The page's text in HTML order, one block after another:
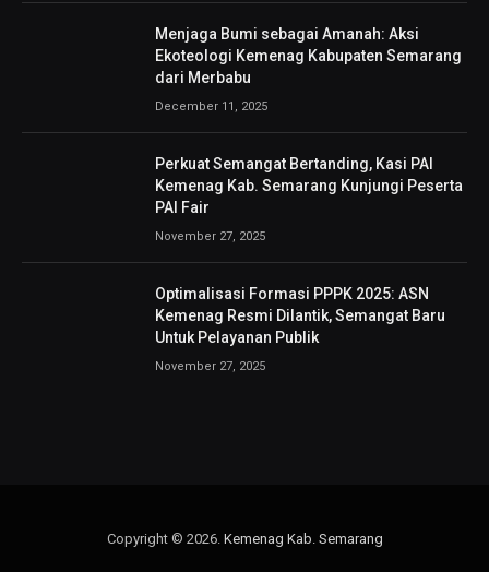
Menjaga Bumi sebagai Amanah: Aksi
Ekoteologi Kemenag Kabupaten Semarang
dari Merbabu
December 11, 2025
Perkuat Semangat Bertanding, Kasi PAI
Kemenag Kab. Semarang Kunjungi Peserta
PAI Fair
November 27, 2025
Optimalisasi Formasi PPPK 2025: ASN
Kemenag Resmi Dilantik, Semangat Baru
Untuk Pelayanan Publik
November 27, 2025
Copyright © 2026. Kemenag Kab. Semarang